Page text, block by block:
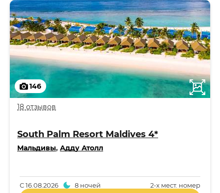
146
18 отзывов
South Palm Resort Maldives 4*
Мальдивы, Адду Атолл
2-x мест. номер
С16.08.2026 8 ночей